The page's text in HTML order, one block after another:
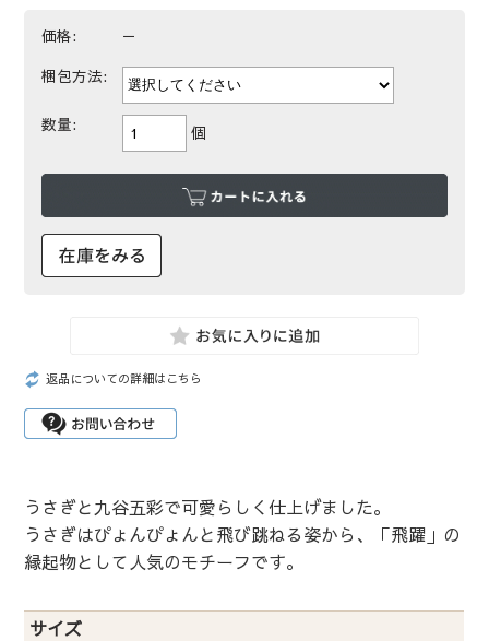
価格: －
梱包方法:
数量: 個
返品についての詳細はこちら
うさぎと九谷五彩で可愛らしく仕上げました。
うさぎはぴょんぴょんと飛び跳ねる姿から、「飛躍」の
縁起物として人気のモチーフです。
サイズ